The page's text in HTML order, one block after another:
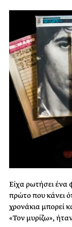
Είχα ρωτήσει ένα
πρώτο που κάνει
χρονάκια μπορεί
«Τον μυρίζω»,